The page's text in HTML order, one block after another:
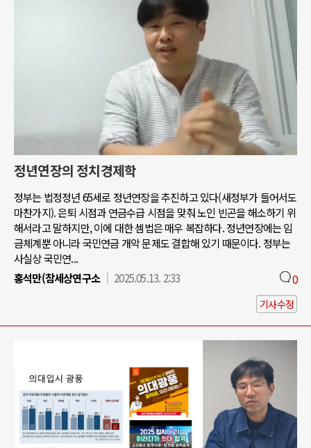
정년연장의 정치경제학
정부는 법정정년 65세로 정년연장을 추진하고 있다(새정부가 들어서도
마찬가지). 은퇴 시점과 연금수급 시점을 맞춰 노인 빈곤을 해소하기 위
해서라고 말하지만, 이에 대한 셈법은 매우 복잡하다. 정년연장에는 임
금체계뿐 아니라 국민연금 개악 문제도 결합해 있기 때문이다. 정부는
사실상 국민연...
홍석만(참세상연구소
2025.05.13. 2:33 0
기사수정